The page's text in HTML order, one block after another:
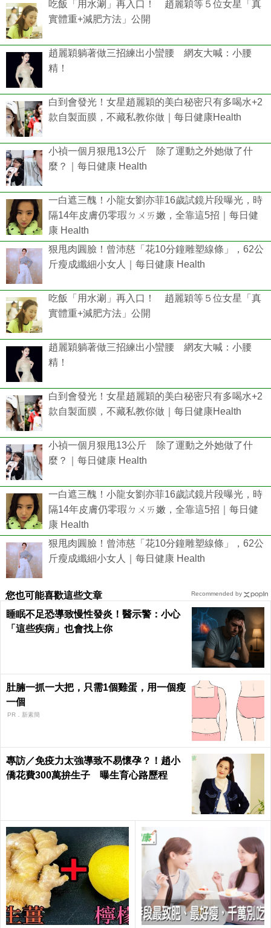
吃飯「用水涮」再入口！ 趙麗穎等５位女星「真
實體重+減肥方法」公開
趙麗穎躺著做三招練出小蠻腰 網友大喊：小腰
精！
白到會發光！女星趙麗穎的美白秘密只有多喝水+2
款自製面膜，不藏私教你做｜每日健康Health
小禎一個月狠甩13公斤 除了運動之外她做了什
麼？｜每日健康 Health
一白遮三醜！小龍女劉亦菲16歲試鏡片段曝光，時
隔14年皮膚仍零瑕ㄉㄨㄞ嫩，全靠這5招｜每日健
康 Health
狠甩肉圓臉！曾沛慈「花10分鐘雕塑線條」，62公
斤瘦成纖細小女人｜每日健康 Health
吃飯「用水涮」再入口！ 趙麗穎等５位女星「真
實體重+減肥方法」公開
趙麗穎躺著做三招練出小蠻腰 網友大喊：小腰
精！
白到會發光！女星趙麗穎的美白秘密只有多喝水+2
款自製面膜，不藏私教你做｜每日健康Health
小禎一個月狠甩13公斤 除了運動之外她做了什
麼？｜每日健康 Health
一白遮三醜！小龍女劉亦菲16歲試鏡片段曝光，時
隔14年皮膚仍零瑕ㄉㄨㄞ嫩，全靠這5招｜每日健
康 Health
狠甩肉圓臉！曾沛慈「花10分鐘雕塑線條」，62公
斤瘦成纖細小女人｜每日健康 Health
您也可能喜歡這些文章
睡眠不足恐導致慢性發炎！醫示警：小心
「這些疾病」也會找上你
肚腩一抓一大把，只需1個雞蛋，用一個瘦
一個
PR．新素簡
專訪／免疫力太強導致不易懷孕？！趙小
僑花費300萬拚生子 曝生育心路歷程
Recommended by